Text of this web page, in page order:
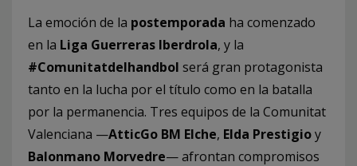
La emoción de la postemporada ha comenzado
en la Liga Guerreras Iberdrola, y la
#Comunitatdelhandbol será gran protagonista
tanto en la lucha por el título como en la batalla
por la permanencia. Tres equipos de la Comunitat
Valenciana —AtticGo BM Elche, Elda Prestigioy
Balonmano Morvedre— afrontan compromisos